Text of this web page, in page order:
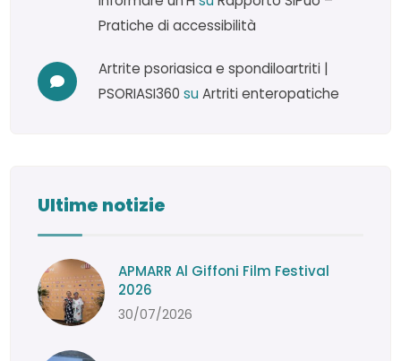
Pratiche di accessibilità
Artrite psoriasica e spondiloartriti |
PSORIASI360 suArtriti enteropatiche
Ultime notizie
APMARR Al Giffoni Film Festival
2026
30/07/2026